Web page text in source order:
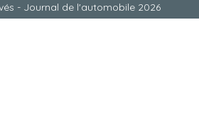
- Journal de l'automobile 2026